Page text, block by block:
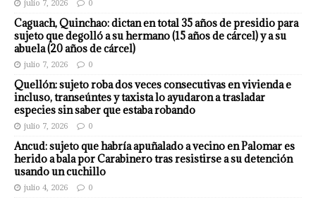
julio 7, 2026 0
Caguach, Quinchao: dictan en total 35 años de presidio para
sujeto que degolló a su hermano (15 años de cárcel) y a su
abuela (20 años de cárcel)
julio 7, 2026 0
Quellón: sujeto roba dos veces consecutivas en vivienda e
incluso, transeúntes y taxista lo ayudaron a trasladar
especies sin saber que estaba robando
julio 7, 2026 0
Ancud: sujeto que habría apuñalado a vecino en Palomar es
herido a bala por Carabinero tras resistirse a su detención
usando un cuchillo
julio 4, 2026 0